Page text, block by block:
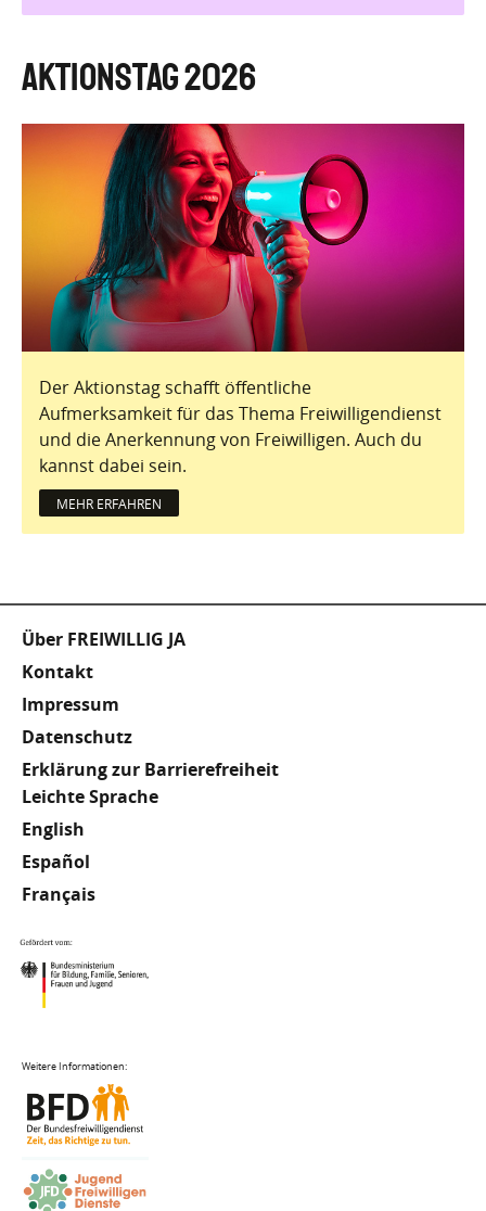
Aktionstag 2026
Der Aktionstag schafft öffentliche
Aufmerksamkeit für das Thema Freiwilligendienst
und die Anerkennung von Freiwilligen. Auch du
kannst dabei sein.
MEHR ERFAHREN
Fußzeile
Über FREIWILLIG JA
Kontakt
Impressum
Datenschutz
Erklärung zur Barrierefreiheit
Meta
Footer
Leichte Sprache
English
Español
Français